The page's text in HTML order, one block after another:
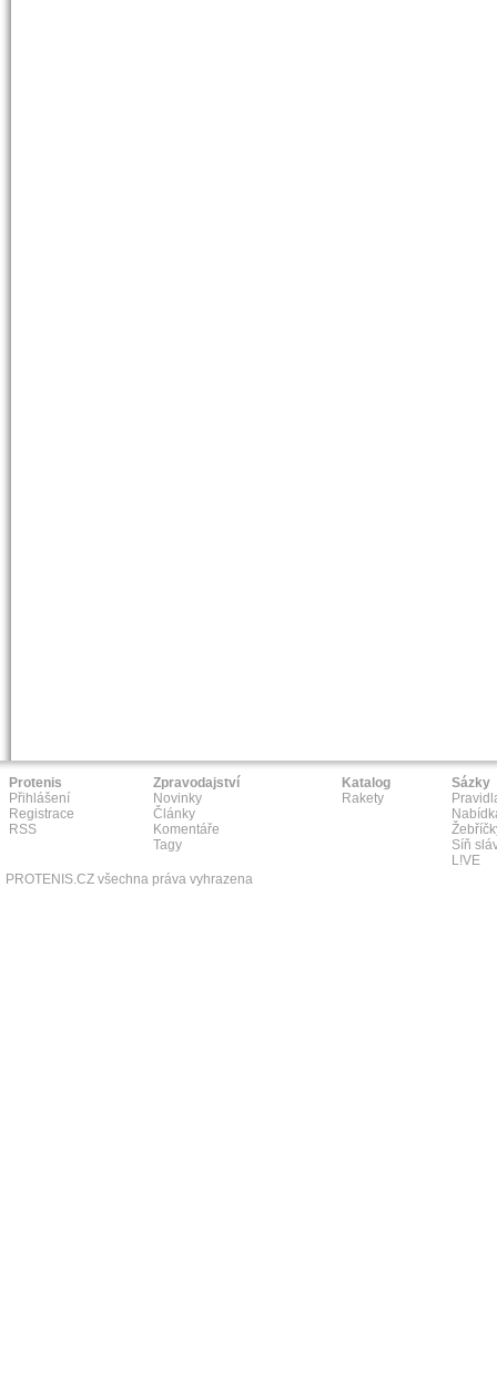
Protenis
Přihlášení
Registrace
RSS
Zpravodajství
Novinky
Články
Komentáře
Tagy
Katalog
Rakety
Sázky
Síň
L!VE
PROTENIS.CZ všechna práva vyhrazena